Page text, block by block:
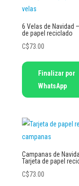
6 Velas de Navidad
de papel reciclado
C$73.00
Finalizar por
WhatsApp
Campanas de
Tarjeta de papel
C$73.00